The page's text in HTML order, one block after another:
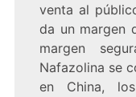
venta al
da un margen
margen
Nafazolina se
en China,